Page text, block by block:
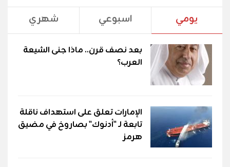
يومي اسبوعي شهري
بعد نصف قرن.. ماذا جنى الشيعة
العرب؟
الإمارات تعلق على استهداف ناقلة
تابعة لـ "أدنوك" بصاروخ في مضيق
هرمز